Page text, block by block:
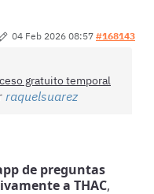
04 Feb 2026 08:57 #168143
gratuito temporal
raquelsuarez
de preguntas
a THAC,